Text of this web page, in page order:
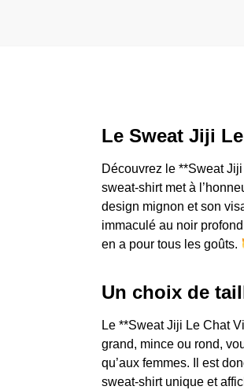
Le Sweat Jiji
Découvrez le **Sweat
sweat-shirt met à
design mignon et son
immaculé au noir
en a pour tous les goûts.
Un choix de
Le **Sweat Jiji Le Chat
grand, mince ou rond,
qu’aux femmes. Il est
sweat-shirt unique et